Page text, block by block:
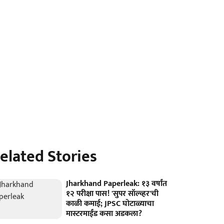
Stories
Jharkhand Paperleak: १३ वर्षांत
१२ परीक्षा पास! 'सुपर सॉल्व्हर'ची
काळी कमाई; JPSC घोटाळ्याचा
मास्टरमाईंड कसा अडकला?